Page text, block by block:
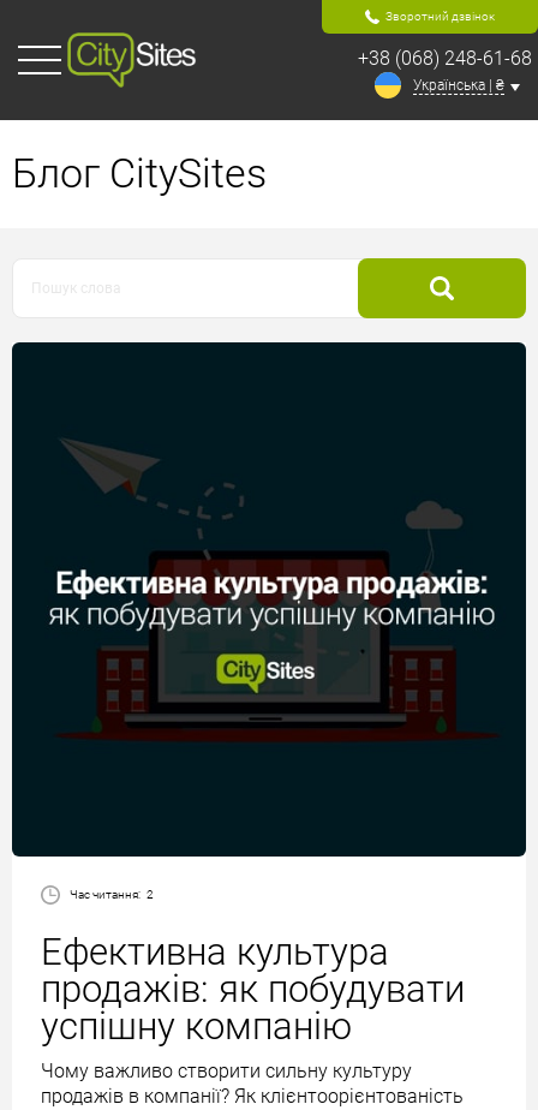
Зворотний дзвінок
+38 (068) 248-61-68
Українська | ₴
Блог CitySites
Час читання: 2
Ефективна культура
продажів: як побудувати
успішну компанію
Чому важливо створити сильну культуру
продажів в компанії? Як клієнтоорієнтованість